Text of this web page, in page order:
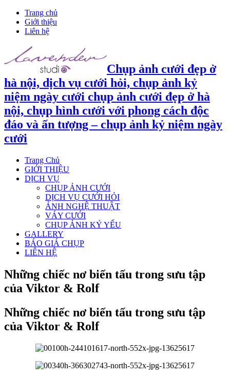
Trang chủ
Giới thiệu
Liên hệ
Chụp ảnh cưới đẹp ở
hà nội, dịch vụ cưới hỏi, chụp ảnh kỷ
niệm ngày cưới chụp ảnh cưới đẹp ở hà
nội, chụp hình cưới với phong cách độc
đáo và ấn tượng – chụp ảnh kỷ niệm ngày
cưới
Trang Chủ
GIỚI THIỆU
DỊCH VỤ
CHỤP ẢNH CƯỚI
DỊCH VỤ CƯỚI HỎI
ẢNH NGHỆ THUẬT
VÁY CƯỚI
CHỤP ẢNH KỶ YẾU
GALLERY
BÁO GIÁ CHỤP
LIÊN HỆ
Những chiếc nơ biến tấu trong sưu tập
của Viktor & Rolf
Những chiếc nơ biến tấu trong sưu tập
của Viktor & Rolf